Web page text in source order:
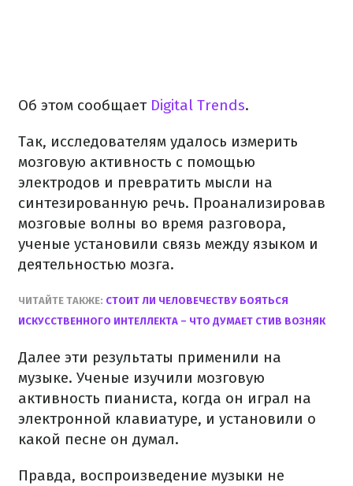
Об этом сообщает Digital Trends.
Так, исследователям удалось измерить
мозговую активность с помощью
электродов и превратить мысли на
синтезированную речь. Проанализировав
мозговые волны во время разговора,
ученые установили связь между языком и
деятельностью мозга.
ЧИТАЙТЕ ТАКЖЕ: СТОИТ ЛИ ЧЕЛОВЕЧЕСТВУ БОЯТЬСЯ
ИСКУССТВЕННОГО ИНТЕЛЛЕКТА – ЧТО ДУМАЕТ СТИВ ВОЗНЯК
Далее эти результаты применили на
музыке. Ученые изучили мозговую
активность пианиста, когда он играл на
электронной клавиатуре, и установили о
какой песне он думал.
Правда, воспроизведение музыки не